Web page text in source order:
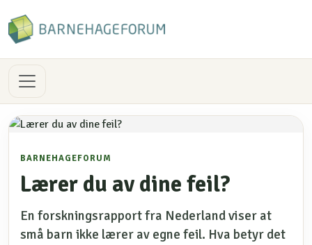
BARNEHAGEFORUM
Lærer du av dine feil?
En forskningsrapport fra Nederland viser at
små barn ikke lærer av egne feil. Hva betyr det